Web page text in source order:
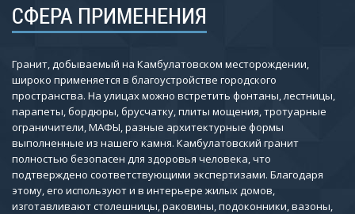
СФЕРА ПРИМЕНЕНИЯ
Гранит, добываемый на Камбулатовском месторождении,
широко применяется в благоустройстве городского
пространства. На улицах можно встретить фонтаны, лестницы,
парапеты, бордюры, брусчатку, плиты мощения, тротуарные
ограничители, МАФЫ, разные архитектурные формы
выполненные из нашего камня. Камбулатовский гранит
полностью безопасен для здоровья человека, что
подтверждено соответствующими экспертизами. Благодаря
этому, его используют и в интерьере жилых домов,
изготавливают столешницы, раковины, подоконники, вазоны,